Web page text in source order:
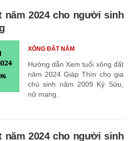
năm 2024 cho người sinh
Hướng dẫn Xem tuổi xông đất
năm 2024 Giáp Thìn cho gia
chủ sinh năm 2009 Kỷ Sửu,
nữ mạng.
XÔNG ĐẤT NĂM
năm 2024 cho người sinh